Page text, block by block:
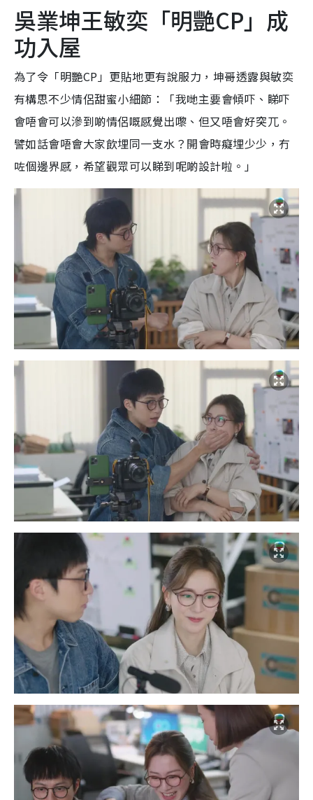
吳業坤王敏奕「明艷CP」成
功入屋
為了令「明艷CP」更貼地更有說服力，坤哥透露與敏奕
有構思不少情侶甜蜜小細節：「我哋主要會傾吓、睇吓
會唔會可以滲到啲情侶嘅感覺出嚟、但又唔會好突兀。
譬如話會唔會大家飲埋同一支水？開會時癡埋少少，冇
咗個邊界感，希望觀眾可以睇到呢啲設計啦。」